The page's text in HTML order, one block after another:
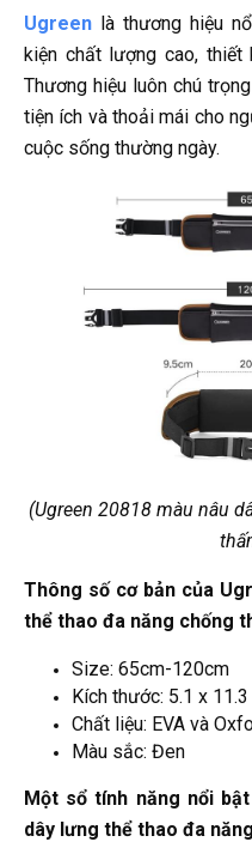
Ugreen là thương hiệu
kiện chất lượng cao,
Thương hiệu luôn chú
tiện ích và thoải mái cho
cuộc sống thường ngày.
(Ugreen 20818 màu nâu
Thông số cơ bản của
thể thao đa năng chống
Size: 65cm-120cm
Kích thước: ‎5.1 x
Chất liệu: EVA và
Màu sắc: Đen
Một sổ tính năng nổi
dây lưng thể thao đa